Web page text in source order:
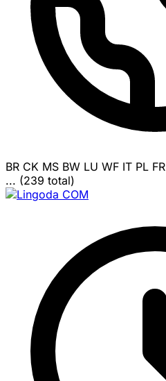
BR CK MS BW LU WF IT PL FR
... (239 total)